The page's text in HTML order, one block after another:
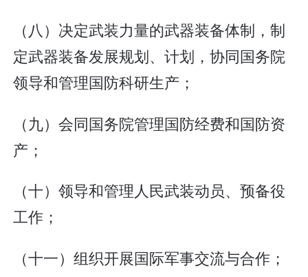
（八）决定武装力量的武器装备体制，制
定武器装备发展规划、计划，协同国务院
领导和管理国防科研生产；
（九）会同国务院管理国防经费和国防资
产；
（十）领导和管理人民武装动员、预备役
工作；
（十一）组织开展国际军事交流与合作；